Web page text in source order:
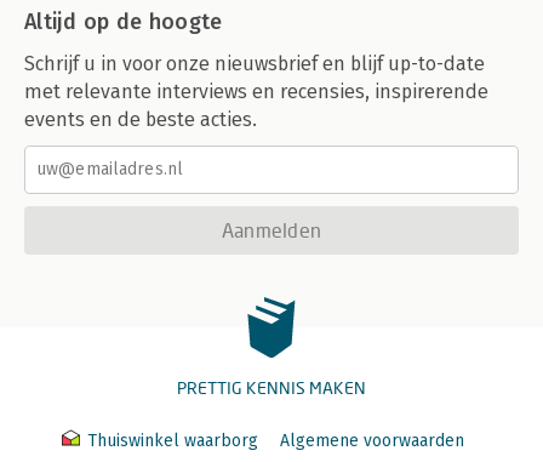
Altijd op de hoogte
Schrijf u in voor onze nieuwsbrief en blijf up-to-date
met relevante interviews en recensies, inspirerende
events en de beste acties.
Aanmelden
PRETTIG KENNIS MAKEN
Thuiswinkel waarborg
Algemene voorwaarden